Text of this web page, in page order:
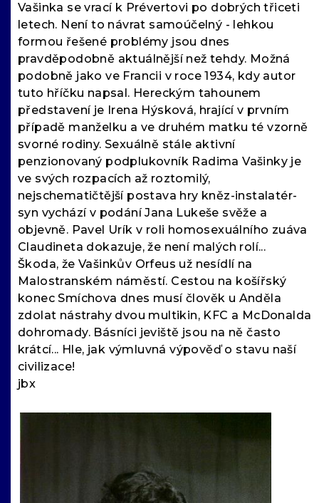
Vašinka se vrací k Prévertovi po dobrých třiceti
letech. Není to návrat samoúčelný - lehkou
formou řešené problémy jsou dnes
pravděpodobně aktuálnější než tehdy. Možná
podobně jako ve Francii v roce 1934, kdy autor
tuto hříčku napsal. Hereckým tahounem
představení je Irena Hýsková, hrající v prvním
případě manželku a ve druhém matku té vzorně
svorné rodiny. Sexuálně stále aktivní
penzionovaný podplukovník Radima Vašinky je
ve svých rozpacích až roztomilý,
nejschematičtější postava hry kněz-instalatér-
syn vychází v podání Jana Lukeše svěže a
objevně. Pavel Urík v roli homosexuálního zuáva
Claudineta dokazuje, že není malých rolí...
Škoda, že Vašinkův Orfeus už nesídlí na
Malostranském náměstí. Cestou na košířský
konec Smíchova dnes musí člověk u Anděla
zdolat nástrahy dvou multikin, KFC a McDonalda
dohromady. Básníci jeviště jsou na ně často
krátcí... Hle, jak výmluvná výpověď o stavu naší
civilizace!
jbx